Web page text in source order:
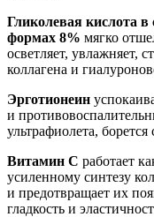
Гликолевая кислота
формах 8% мягко
осветляет, увлажняет,
коллагена и
Эрготионеин
и
ультрафиолета,
Витамин С работает
усиленному синтезу
и предотвращает их
гладкость и